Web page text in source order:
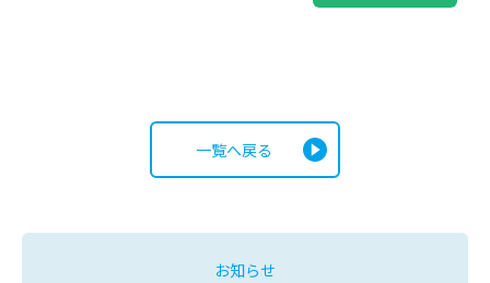
一覧へ戻る
お知らせ